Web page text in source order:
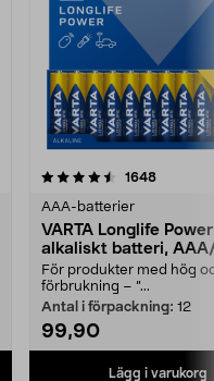
1648
AAA-batterier
VARTA Longlife Power
alkaliskt batteri,
För produkter med hög
förbrukning – ”...
Antal i förpackning: 12
99,90
Lägg i varukorg
4.5av 5 stjärnor